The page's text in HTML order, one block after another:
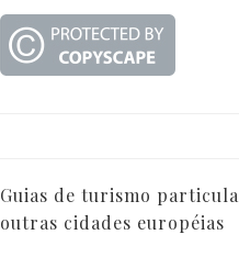
Guias de turismo
outras cidades européias